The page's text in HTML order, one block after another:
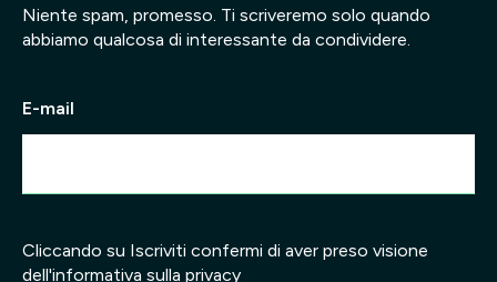
Niente spam, promesso. Ti scriveremo solo quando
abbiamo qualcosa di interessante da condividere.
E-mail
Cliccando su Iscriviti confermi di aver preso visione
dell'informativa sulla privacy